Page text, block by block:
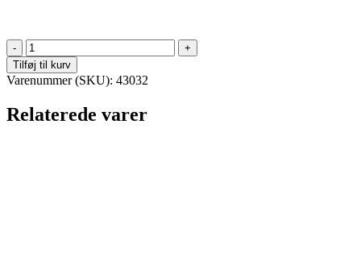
Fyrfadsvarmer
-
"Nangang"
antal
Tilføj til kurv
Varenummer (SKU): 43032
Relaterede varer